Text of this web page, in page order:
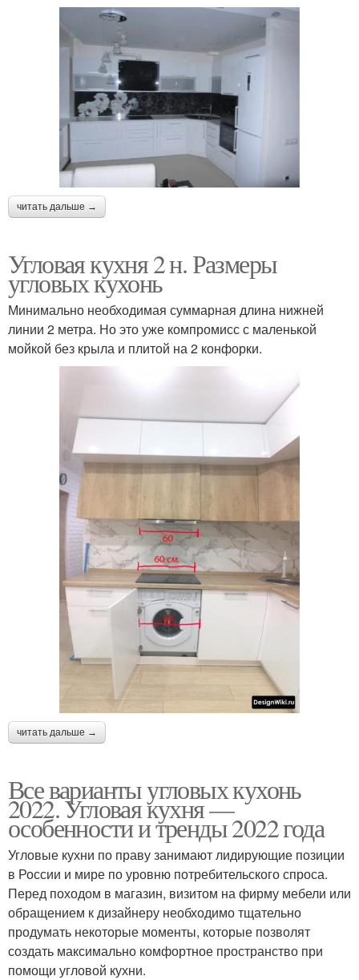
читать дальше →
Угловая кухня 2 н. Размеры
угловых кухонь
Минимально необходимая суммарная длина нижней
линии 2 метра. Но это уже компромисс с маленькой
мойкой без крыла и плитой на 2 конфорки.
читать дальше →
Все варианты угловых кухонь
2022. Угловая кухня —
особенности и тренды 2022 года
Угловые кухни по праву занимают лидирующие позиции
в России и мире по уровню потребительского спроса.
Перед походом в магазин, визитом на фирму мебели или
обращением к дизайнеру необходимо тщательно
продумать некоторые моменты, которые позволят
создать максимально комфортное пространство при
помощи угловой кухни.